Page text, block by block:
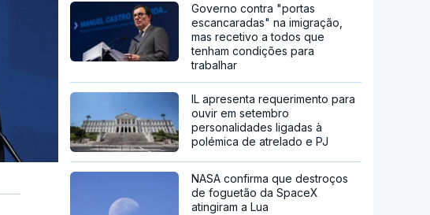
Governo contra "portas
escancaradas" na imigração,
mas recetivo a todos que
tenham condições para
trabalhar
IL apresenta requerimento para
ouvir em setembro
personalidades ligadas à
polémica de atrelado e PJ
NASA confirma que destroços
de foguetão da SpaceX
atingiram a Lua